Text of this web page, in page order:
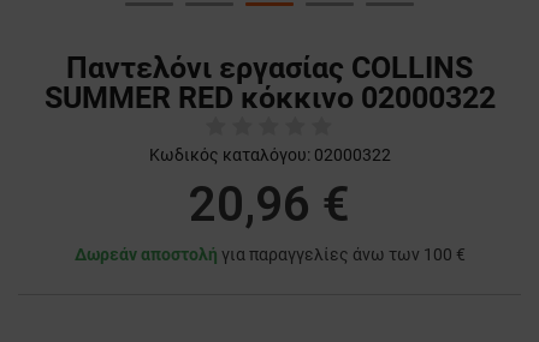
Παντελόνι εργασίας COLLINS
SUMMER RED κόκκινο 02000322
Κωδικός καταλόγου: 02000322
20,96 €
Δωρεάν αποστολή για παραγγελίες άνω των 100 €